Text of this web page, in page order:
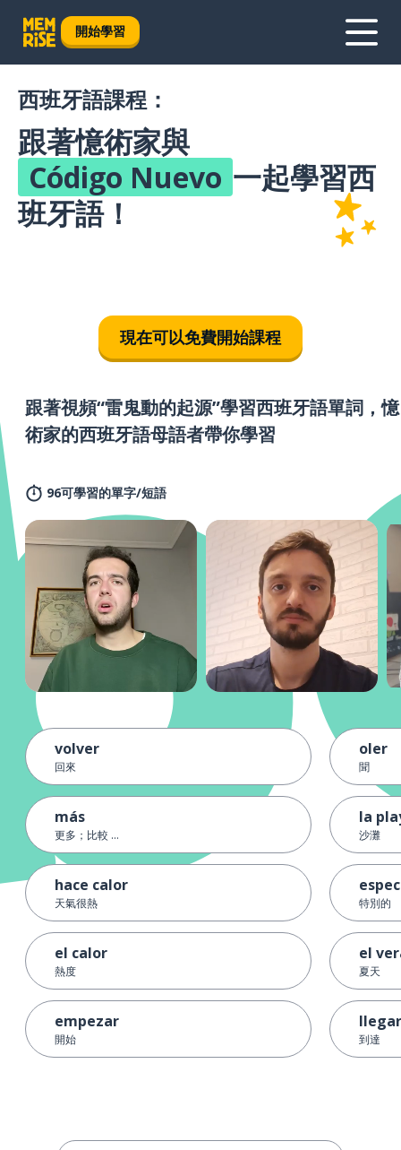
開始學習
西班牙語課程：
跟著憶術家與
Código Nuevo 一起學習西
班牙語！
現在可以免費開始課程
跟著視頻“雷鬼動的起源”學習西班牙語單詞，憶
術家的西班牙語母語者帶你學習
96可學習的單字/短語
volver
回來
más
更多；比較 ...
hace calor
天氣很熱
el calor
熱度
empezar
開始
oler
聞
la
沙灘
特別的
el
夏天
llegar
到達